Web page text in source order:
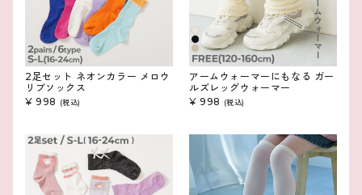
2足セット ネオンカラー メロウ
リブソックス
¥ 998
(税込)
アームウォーマーにもなる ガー
ルズレッグウォーマー
¥ 998
(税込)